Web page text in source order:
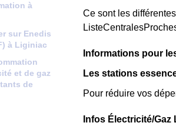
à
sur Enedis
à Liginiac
et de gaz
de
Ce sont les
Informations pour
Les stations
Pour réduire vos
Infos Électricité/Gaz